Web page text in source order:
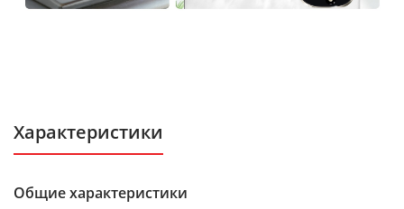
Характеристики
Общие характеристики